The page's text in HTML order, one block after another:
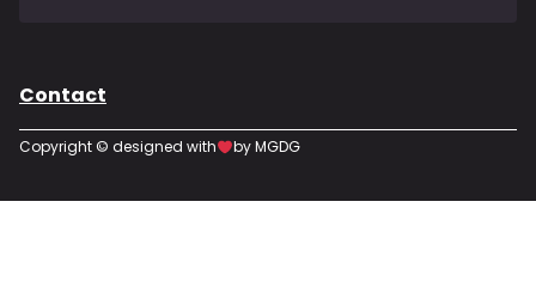
Contact
Copyright © designed with by MGDG